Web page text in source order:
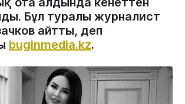
Бұл туралы журналист
айтты, деп
buginmedia.kz.